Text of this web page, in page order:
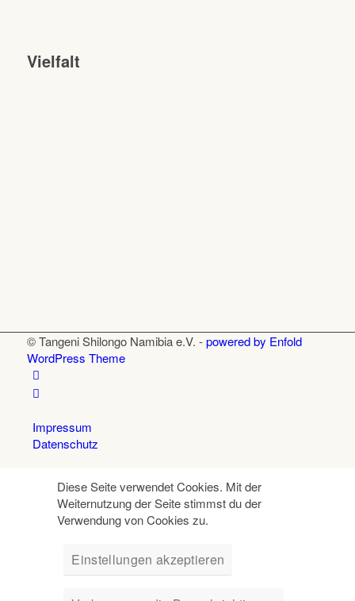
Vielfalt
© Tangeni Shilongo Namibia e.V. -powered by Enfold
WordPress Theme
Impressum
Datenschutz
Diese Seite verwendet Cookies. Mit der
Weiternutzung der Seite stimmst du der
Verwendung von Cookies zu.
Einstellungen akzeptieren